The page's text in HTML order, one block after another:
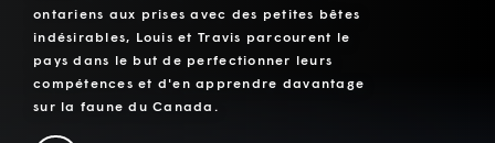
ontariens aux prises avec des petites bêtes
indésirables, Louis et Travis parcourent le
pays dans le but de perfectionner leurs
compétences et d'en apprendre davantage
sur la faune du Canada.